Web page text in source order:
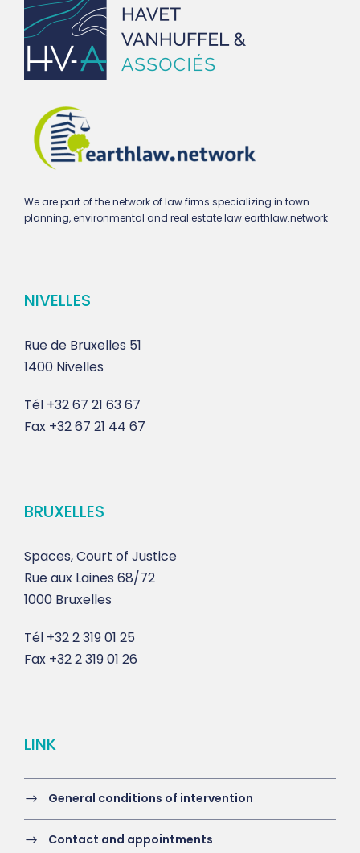
We are part of the network of law firms specializing in town
planning, environmental and real estate law earthlaw.network
NIVELLES
Rue de Bruxelles 51
1400 Nivelles
Tél +32 67 21 63 67
Fax +32 67 21 44 67
BRUXELLES
Spaces, Court of Justice
Rue aux Laines 68/72
1000 Bruxelles
Tél +32 2 319 01 25
Fax +32 2 319 01 26
LINK
General conditions of intervention
Contact and appointments